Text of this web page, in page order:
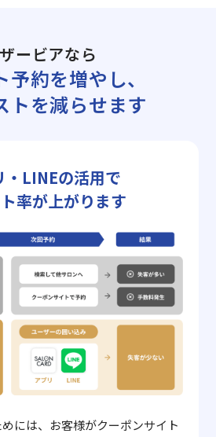
ービアなら
予約を増やし、
トを減らせます
・LINEの活用で
率が上がります
には、お客様がクーポンサイト